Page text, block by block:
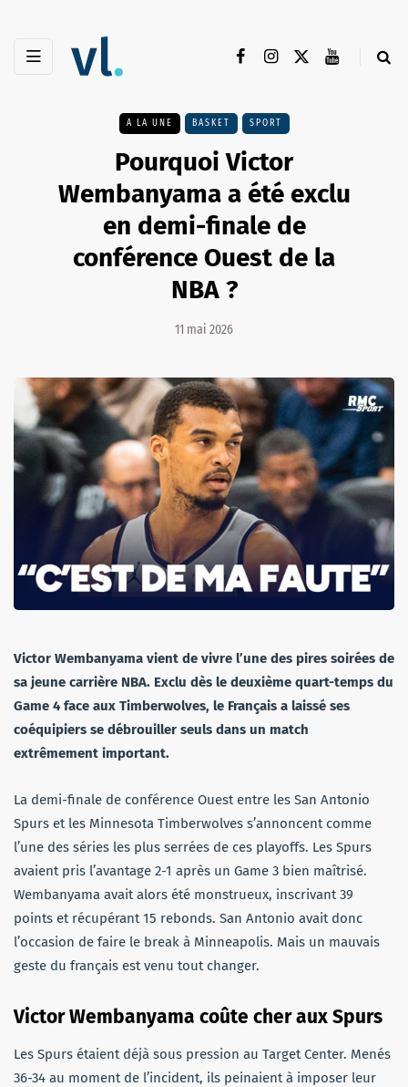
A LA UNE BASKET SPORT
Pourquoi Victor
Wembanyama a été exclu
en demi-finale de
conférence Ouest de la
NBA ?
11 mai 2026
Victor Wembanyama vient de vivre l’une des pires soirées de
sa jeune carrière NBA. Exclu dès le deuxième quart-temps du
Game 4 face aux Timberwolves, le Français a laissé ses
coéquipiers se débrouiller seuls dans un match
extrêmement important.
La demi-finale de conférence Ouest entre les San Antonio
Spurs et les Minnesota Timberwolves s’annoncent comme
l’une des séries les plus serrées de ces playoffs. Les Spurs
avaient pris l’avantage 2-1 après un Game 3 bien maîtrisé.
Wembanyama avait alors été monstrueux, inscrivant 39
points et récupérant 15 rebonds. San Antonio avait donc
l’occasion de faire le break à Minneapolis. Mais un mauvais
geste du français est venu tout changer.
Victor Wembanyama coûte cher aux Spurs
Les Spurs étaient déjà sous pression au Target Center. Menés
36-34 au moment de l’incident, ils peinaient à imposer leur